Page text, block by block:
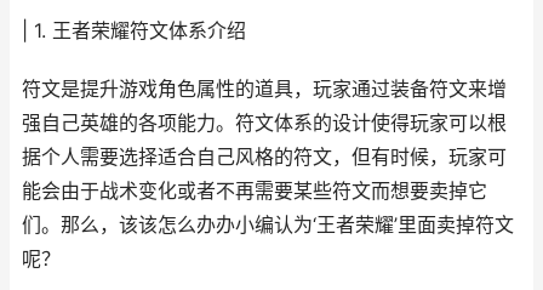
| 1. 王者荣耀符文体系介绍
符文是提升游戏角色属性的道具，玩家通过装备符文来增
强自己英雄的各项能力。符文体系的设计使得玩家可以根
据个人需要选择适合自己风格的符文，但有时候，玩家可
能会由于战术变化或者不再需要某些符文而想要卖掉它
们。那么，该该怎么办办小编认为‘王者荣耀’里面卖掉符文
呢？